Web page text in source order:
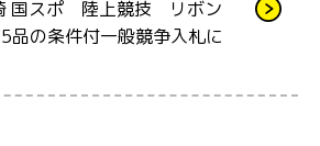
国スポ 陸上競技 リボン
品の条件付一般競争入札に